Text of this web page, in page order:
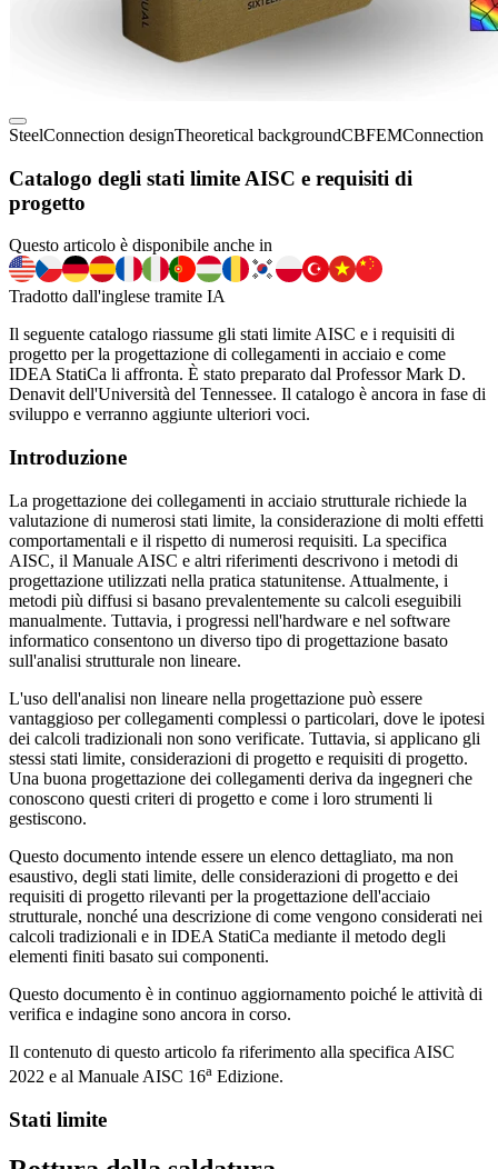
SteelConnection designTheoretical backgroundCBFEMConnection
Catalogo degli stati limite AISC e requisiti di
progetto
Questo articolo è disponibile anche in
Tradotto dall'inglese tramite IA
Il seguente catalogo riassume gli stati limite AISC e i requisiti di
progetto per la progettazione di collegamenti in acciaio e come
IDEA StatiCa li affronta. È stato preparato dal Professor Mark D.
Denavit dell'Università del Tennessee. Il catalogo è ancora in fase di
sviluppo e verranno aggiunte ulteriori voci.
Introduzione
La progettazione dei collegamenti in acciaio strutturale richiede la
valutazione di numerosi stati limite, la considerazione di molti effetti
comportamentali e il rispetto di numerosi requisiti. La specifica
AISC, il Manuale AISC e altri riferimenti descrivono i metodi di
progettazione utilizzati nella pratica statunitense. Attualmente, i
metodi più diffusi si basano prevalentemente su calcoli eseguibili
manualmente. Tuttavia, i progressi nell'hardware e nel software
informatico consentono un diverso tipo di progettazione basato
sull'analisi strutturale non lineare.
L'uso dell'analisi non lineare nella progettazione può essere
vantaggioso per collegamenti complessi o particolari, dove le ipotesi
dei calcoli tradizionali non sono verificate. Tuttavia, si applicano gli
stessi stati limite, considerazioni di progetto e requisiti di progetto.
Una buona progettazione dei collegamenti deriva da ingegneri che
conoscono questi criteri di progetto e come i loro strumenti li
gestiscono.
Questo documento intende essere un elenco dettagliato, ma non
esaustivo, degli stati limite, delle considerazioni di progetto e dei
requisiti di progetto rilevanti per la progettazione dell'acciaio
strutturale, nonché una descrizione di come vengono considerati nei
calcoli tradizionali e in IDEA StatiCa mediante il metodo degli
elementi finiti basato sui componenti.
Questo documento è in continuo aggiornamento poiché le attività di
verifica e indagine sono ancora in corso.
Il contenuto di questo articolo fa riferimento alla specifica AISC
2022 e al Manuale AISC 16a Edizione.
Stati limite